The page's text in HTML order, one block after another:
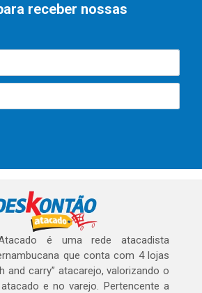
receber nossas
é uma rede atacadista
que conta com 4 lojas
and carry” atacarejo, valorizando o
e no varejo. Pertencente a